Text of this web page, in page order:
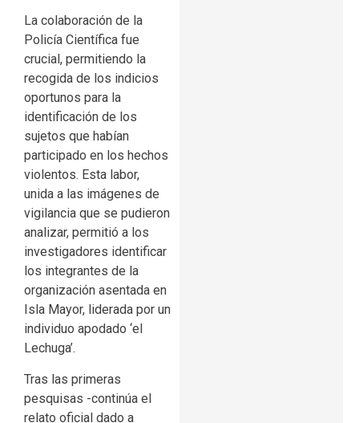
La colaboración de la
Policía Científica fue
crucial, permitiendo la
recogida de los indicios
oportunos para la
identificación de los
sujetos que habían
participado en los hechos
violentos. Esta labor,
unida a las imágenes de
vigilancia que se pudieron
analizar, permitió a los
investigadores identificar
los integrantes de la
organización asentada en
Isla Mayor, liderada por un
individuo apodado ‘el
Lechuga’.
Tras las primeras
pesquisas -continúa el
relato oficial dado a